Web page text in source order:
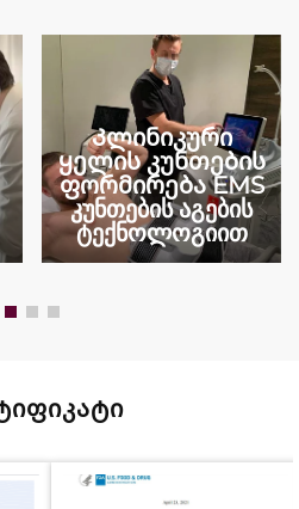
Კლინიკური
ყელის კუნთების
ფორმირება EMS
კუნთების აგების
ტექნოლოგიით